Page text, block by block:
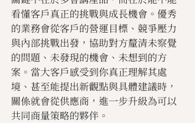
看懂客戶真正的挑戰與成長機會。優秀
的業務會從客戶的營運目標、競爭壓力
與內部挑戰出發，協助對方釐清未察覺
的問題、未發現的機會、未想到的方
案。當大客戶感受到你真正理解其處
境、甚至能提出新觀點與具體建議時，
關係就會從供應商，進一步升級為可以
共同商量策略的夥伴。